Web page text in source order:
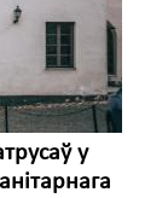
у